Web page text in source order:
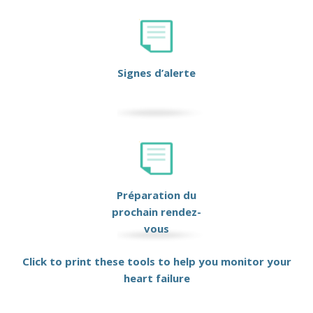
Signes d’alerte
Préparation du
prochain rendez-
vous
Click to print these tools to help you monitor your
heart failure